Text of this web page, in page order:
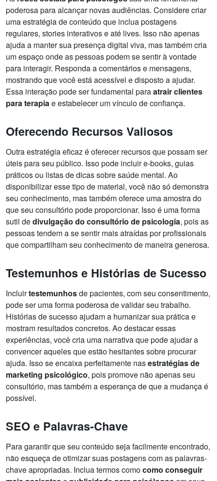
poderosa para alcançar novas audiências. Considere criar
uma estratégia de conteúdo que inclua postagens
regulares, stories interativos e até lives. Isso não apenas
ajuda a manter sua presença digital viva, mas também cria
um espaço onde as pessoas podem se sentir à vontade
para interagir. Responda a comentários e mensagens,
mostrando que você está acessível e disposto a ajudar.
Essa interação pode ser fundamental paraatrair clientes
para terapiae estabelecer um vínculo de confiança.
Oferecendo Recursos Valiosos
Outra estratégia eficaz é oferecer recursos que possam ser
úteis para seu público. Isso pode incluir e-books, guias
práticos ou listas de dicas sobre saúde mental. Ao
disponibilizar esse tipo de material, você não só demonstra
seu conhecimento, mas também oferece uma amostra do
que seu consultório pode proporcionar. Isso é uma forma
sutil dedivulgação do consultório de psicologia, pois as
pessoas tendem a se sentir mais atraídas por profissionais
que compartilham seu conhecimento de maneira generosa.
Testemunhos e Histórias de Sucesso
Incluirtestemunhosde pacientes, com seu consentimento,
pode ser uma forma poderosa de validar seu trabalho.
Histórias de sucesso ajudam a humanizar sua prática e
mostram resultados concretos. Ao destacar essas
experiências, você cria uma narrativa que pode ajudar a
convencer aqueles que estão hesitantes sobre procurar
ajuda. Isso se encaixa perfeitamente nasestratégias de
marketing psicológico, pois promove não apenas seu
consultório, mas também a esperança de que a mudança é
possível.
SEO e Palavras-Chave
Para garantir que seu conteúdo seja facilmente encontrado,
não esqueça de otimizar suas postagens com as palavras-
chave apropriadas. Inclua termos comocomo conseguir